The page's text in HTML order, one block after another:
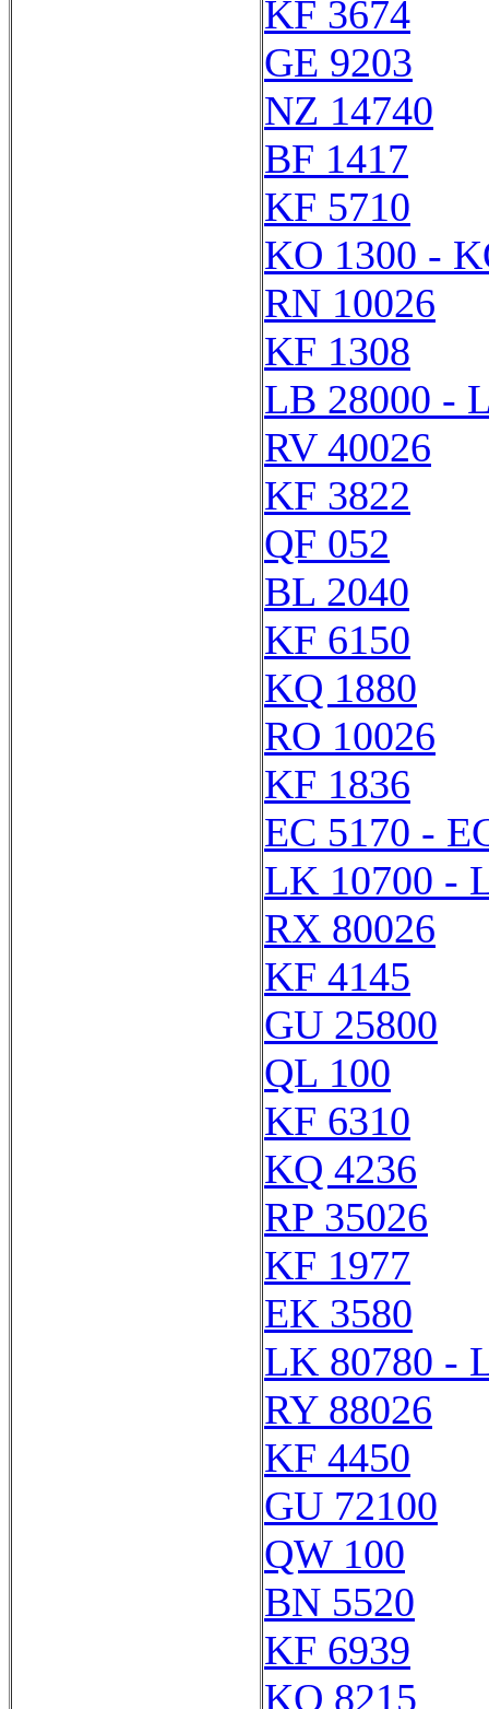
KF 3674
GE 9203
NZ 14740
BF 1417
KF 5710
KO 1300 -
RN 10026
KF 1308
LB 28000 -
RV 40026
KF 3822
QF 052
BL 2040
KF 6150
KQ 1880
RO 10026
KF 1836
EC 5170 -
LK 10700 -
RX 80026
KF 4145
GU 25800
QL 100
KF 6310
KQ 4236
RP 35026
KF 1977
EK 3580
LK 80780 -
RY 88026
KF 4450
GU 72100
QW 100
BN 5520
KF 6939
KQ 8215